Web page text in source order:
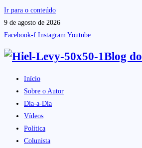
Ir para o conteúdo
9 de agosto de 2026
Facebook-f Instagram Youtube
Blog do
Início
Sobre o Autor
Dia-a-Dia
Vídeos
Política
Colunista